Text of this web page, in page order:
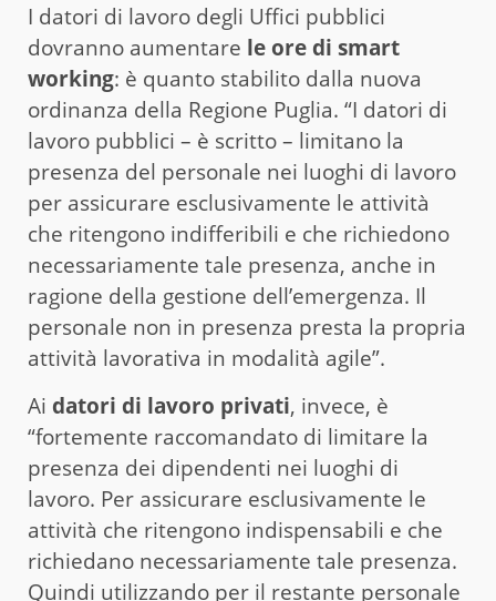
I datori di lavoro degli Uffici pubblici
dovranno aumentare le ore di smart
working: è quanto stabilito dalla nuova
ordinanza della Regione Puglia. “I datori di
lavoro pubblici – è scritto – limitano la
presenza del personale nei luoghi di lavoro
per assicurare esclusivamente le attività
che ritengono indifferibili e che richiedono
necessariamente tale presenza, anche in
ragione della gestione dell’emergenza. Il
personale non in presenza presta la propria
attività lavorativa in modalità agile”.
Ai datori di lavoro privati, invece, è
“fortemente raccomandato di limitare la
presenza dei dipendenti nei luoghi di
lavoro. Per assicurare esclusivamente le
attività che ritengono indispensabili e che
richiedano necessariamente tale presenza.
Quindi utilizzando per il restante personale